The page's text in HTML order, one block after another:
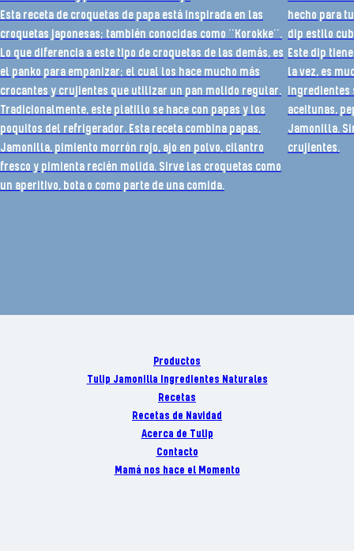
Esta receta de croquetas de papa está inspirada en las
croquetas japonesas; también conocidas como ‘’Korokke’’.
Lo que diferencia a este tipo de croquetas de las demás, es
el panko para empanizar; el cual los hace mucho más
crocantes y crujientes que utilizar un pan molido regular.
Tradicionalmente, este platillo se hace con papas y los
poquitos del refrigerador. Esta receta combina papas,
Jamonilla, pimiento morrón rojo, ajo en polvo, cilantro
fresco y pimienta recién molida. Sirve las croquetas como
un aperitivo, bota o como parte de una comida.
hecho para
dip estilo
Este dip
la vez, es
ingredientes
aceitunas,
Jamonilla.
crujientes.
Productos
Tulip Jamonilla Ingredientes Naturales
Recetas
Recetas de Navidad
Acerca de Tulip
Contacto
Mamá nos hace el Momento